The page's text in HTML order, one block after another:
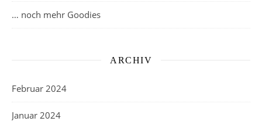
… noch mehr Goodies
ARCHIV
Februar 2024
Januar 2024